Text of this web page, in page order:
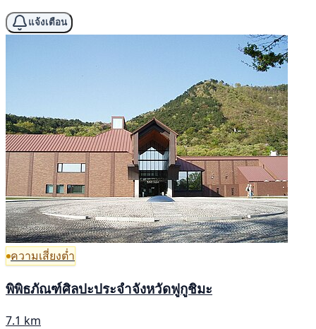
แจ้งเตือน
ความเสี่ยงต่ำ
พิพิธภัณฑ์ศิลปะประจำจังหวัดฟูกูชิมะ
7.1 km